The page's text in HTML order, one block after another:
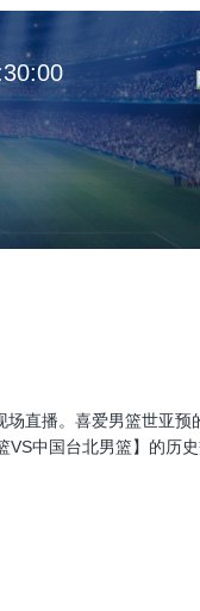
直播。喜爱男篮世亚
中国台北男篮】的历